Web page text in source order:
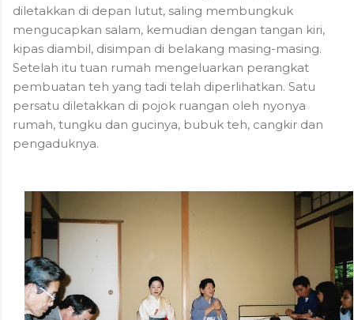
diletakkan di depan lutut, saling membungkuk
mengucapkan salam, kemudian dengan tangan kiri,
kipas diambil, disimpan di belakang masing-masing.
Setelah itu tuan rumah mengeluarkan perangkat
pembuatan teh yang tadi telah diperlihatkan. Satu
persatu diletakkan di pojok ruangan oleh nyonya
rumah, tungku dan gucinya, bubuk teh, cangkir dan
pengaduknya.